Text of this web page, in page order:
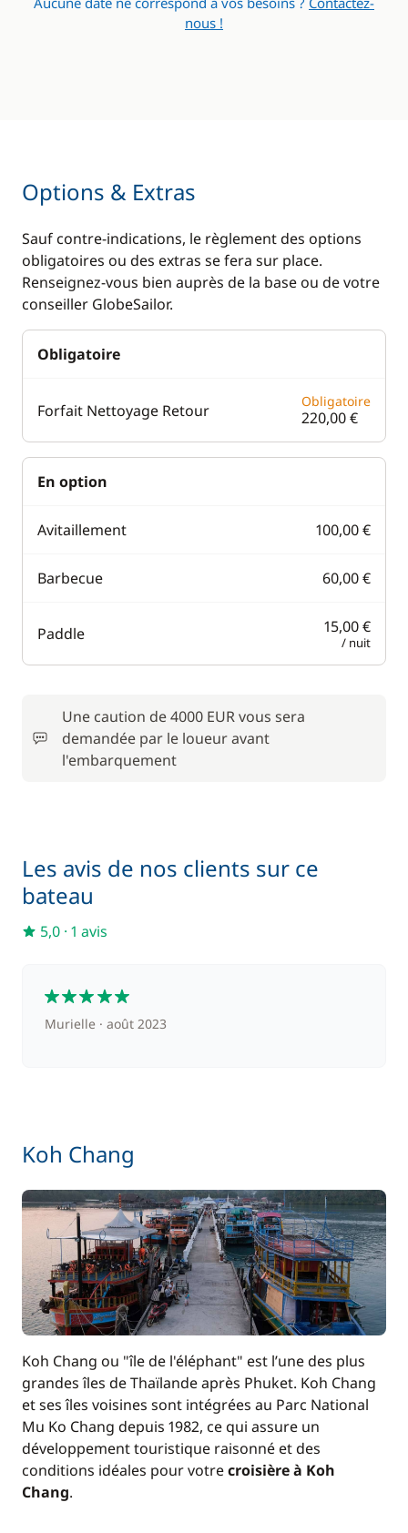
nous !
Options & Extras
Sauf contre-indications, le règlement des options
obligatoires ou des extras se fera sur place.
Renseignez-vous bien auprès de la base ou de votre
conseiller GlobeSailor.
Obligatoire
Forfait Nettoyage Retour Obligatoire
220,00 €
En option
Avitaillement 100,00 €
Barbecue 60,00 €
Paddle 15,00 €
/ nuit
Une caution de 4000 EUR vous sera
demandée par le loueur avant
l'embarquement
Les avis de nos clients sur ce
bateau
5,0 · 1 avis
Murielle août 2023
Koh Chang
Koh Chang ou "île de l'éléphant" est l’une des plus
grandes îles de Thaïlande après Phuket. Koh Chang
et ses îles voisines sont intégrées au Parc National
Mu Ko Chang depuis 1982, ce qui assure un
développement touristique raisonné et des
conditions idéales pour votrecroisière à Koh
Chang.